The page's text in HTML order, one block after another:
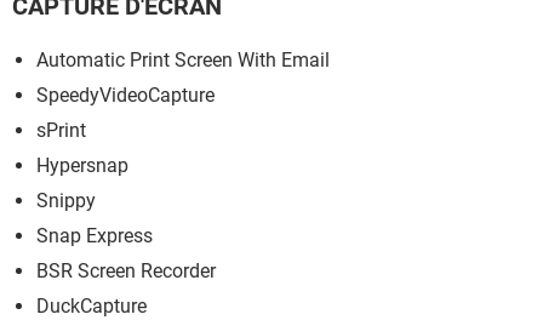
CAPTURE D'ÉCRAN
Automatic Print Screen With Email
SpeedyVideoCapture
sPrint
Hypersnap
Snippy
Snap Express
BSR Screen Recorder
DuckCapture